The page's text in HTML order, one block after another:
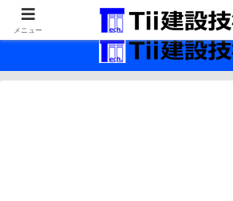
最新の建設技術の情報イン
メニュー